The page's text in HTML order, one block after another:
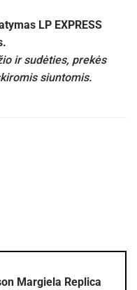
LP EXPRESS
ir sudėties, prekės
siuntomis.
Margiela Replica